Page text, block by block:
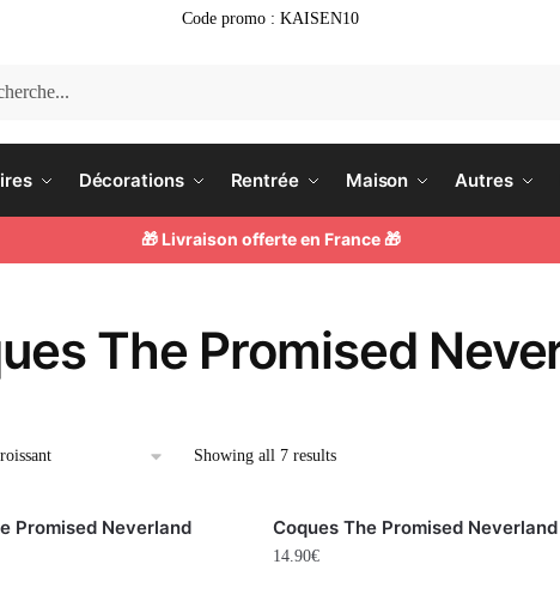
Code promo : KAISEN10
Décorations Rentrée Maison Autres
🎁 Livraison offerte en France 🎁
The Promised
Showing all 7 results
Promised Neverland
Coques The Promised Neverland
14.90€